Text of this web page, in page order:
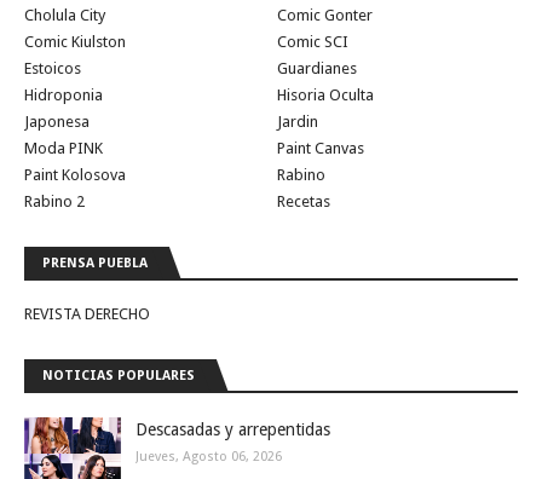
Cholula City
Comic Gonter
Comic Kiulston
Comic SCI
Estoicos
Guardianes
Hidroponia
Hisoria Oculta
Japonesa
Jardin
Moda PINK
Paint Canvas
Paint Kolosova
Rabino
Rabino 2
Recetas
PRENSA PUEBLA
REVISTA DERECHO
NOTICIAS POPULARES
Descasadas y arrepentidas
Jueves, Agosto 06, 2026